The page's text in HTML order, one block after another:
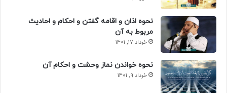
نحوه اذان و اقامه گفتن و احکام و احادیث
مربوط به آن
خرداد 17, 1401
نحوه خواندن نماز وحشت و احکام آن
خرداد 9, 1401